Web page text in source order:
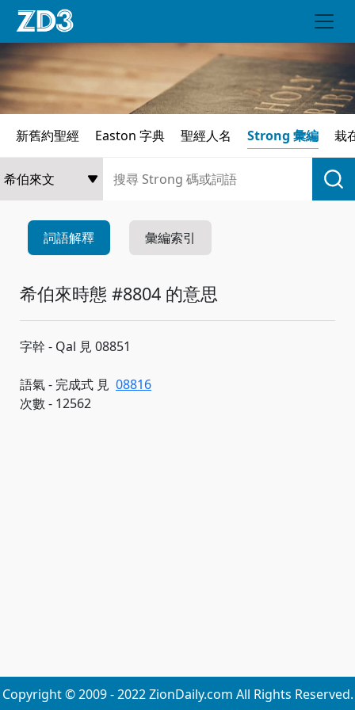
新舊約聖經 Easton 字典 聖經人名 Strong 彙編 栽
詞語解釋 彙編索引
希伯來時態 #8804 的意思
字幹 - Qal 見 08851
語氣 - 完成式 見 08816
次數 - 12562
Copyright © 2009 - 2022 ZionDaily.com All Rights Reserved.